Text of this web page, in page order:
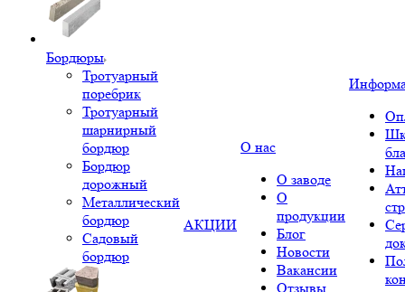
Бордюры
Тротуарный
поребрик
Тротуарный
шарнирный
бордюр
Бордюр
дорожный
Металлический
бордюр
Садовый
бордюр
АКЦИИ
О нас
О заводе
О
продукции
Блог
Новости
Вакансии
Отзывы